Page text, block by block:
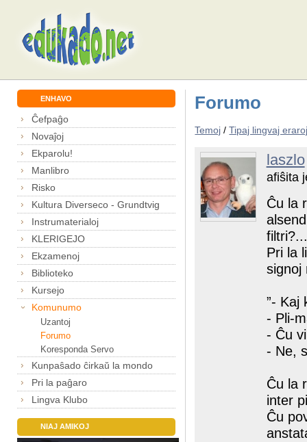
ENHAVO
Ĉefpaĝo
Novaĵoj
Ekparolu!
Manlibro
Risko
Kultura Diverseco - Grundtvig
Instrumaterialoj
KLERIGEJO
Ekzamenoj
Biblioteko
Kursejo
Komunumo
Uzantoj
Forumo
Koresponda Servo
Kunpaŝado ĉirkaŭ la mondo
Pri la paĝaro
Lingva Klubo
NIAJ AMIKOJ
Forumo
Temoj /Tipaj lingvaj
laszlo
afiŝita
Ĉu la
Pri la
signoj
”- Kaj
- Pli-
- Ĉu
- Ne,
Ĉu la
inter
Ĉu